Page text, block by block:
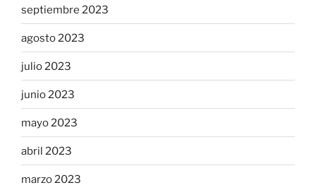
septiembre 2023
agosto 2023
julio 2023
junio 2023
mayo 2023
abril 2023
marzo 2023